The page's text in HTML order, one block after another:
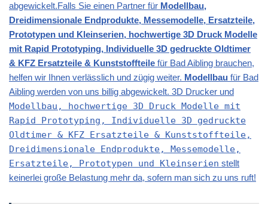
abgewickelt.Falls Sie einen Partner für Modellbau,
Dreidimensionale Endprodukte, Messemodelle, Ersatzteile,
Prototypen und Kleinserien, hochwertige 3D Druck Modelle
mit Rapid Prototyping, Individuelle 3D gedruckte Oldtimer
& KFZ Ersatzteile & Kunststoffteile für Bad Aibling brauchen,
helfen wir Ihnen verlässlich und zügig weiter. Modellbau für Bad
Aibling werden von uns billig abgewickelt. 3D Drucker und
Modellbau, hochwertige 3D Druck Modelle mit
Rapid Prototyping, Individuelle 3D gedruckte
Oldtimer & KFZ Ersatzteile & Kunststoffteile,
Dreidimensionale Endprodukte, Messemodelle,
Ersatzteile, Prototypen und Kleinserien stellt
keinerlei große Belastung mehr da, sofern man sich zu uns ruft!